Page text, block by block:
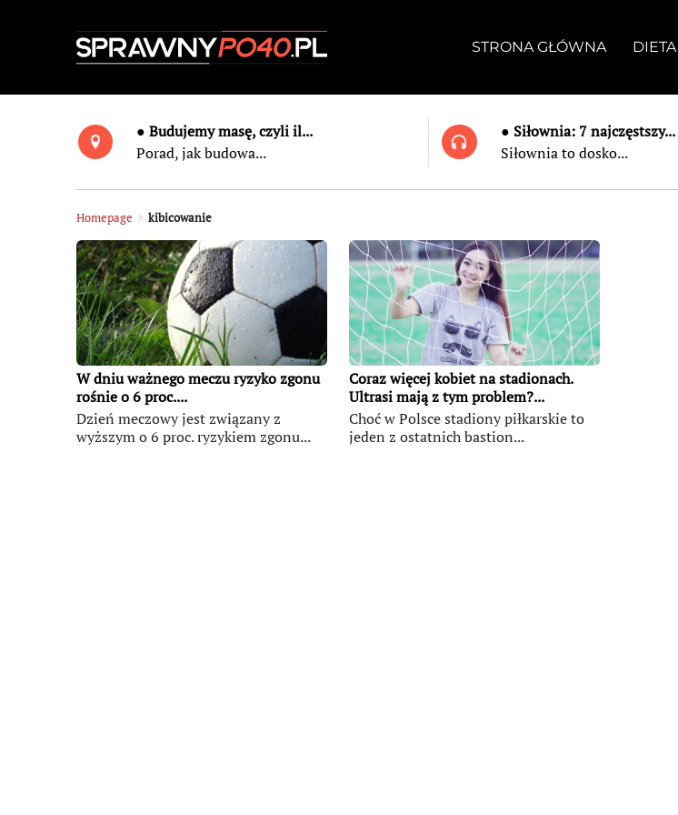
STRONA GŁÓWNA DIETA
● Budujemy masę, czyli il...
Porad, jak budowa...
● Siłownia: 7 najczęstszy...
Siłownia to dosko...
Homepage > kibicowanie
W dniu ważnego meczu ryzyko zgonu
rośnie o 6 proc....
Dzień meczowy jest związany z
wyższym o 6 proc. ryzykiem zgonu...
Coraz więcej kobiet na stadionach.
Ultrasi mają z tym problem?...
Choć w Polsce stadiony piłkarskie to
jeden z ostatnich bastion...